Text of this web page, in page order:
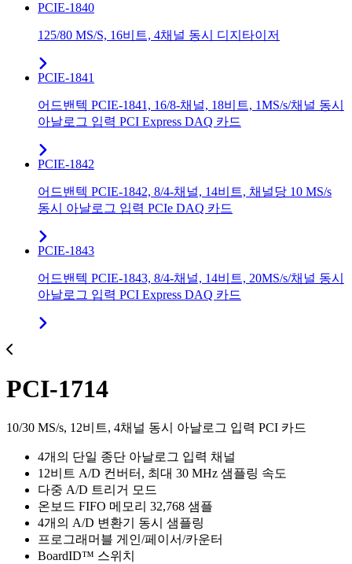
PCIE-1840
125/80 MS/S, 16비트, 4채널 동시 디지타이저
PCIE-1841
어드밴텍 PCIE-1841, 16/8-채널, 18비트, 1MS/s/채널 동시
아날로그 입력 PCI Express DAQ 카드
PCIE-1842
어드밴텍 PCIE-1842, 8/4-채널, 14비트, 채널당 10 MS/s
동시 아날로그 입력 PCIe DAQ 카드
PCIE-1843
어드밴텍 PCIE-1843, 8/4-채널, 14비트, 20MS/s/채널 동시
아날로그 입력 PCI Express DAQ 카드
PCI-1714
10/30 MS/s, 12비트, 4채널 동시 아날로그 입력 PCI 카드
4개의 단일 종단 아날로그 입력 채널
12비트 A/D 컨버터, 최대 30 MHz 샘플링 속도
다중 A/D 트리거 모드
온보드 FIFO 메모리 32,768 샘플
4개의 A/D 변환기 동시 샘플링
프로그래머블 게인/페이서/카운터
BoardID™ 스위치